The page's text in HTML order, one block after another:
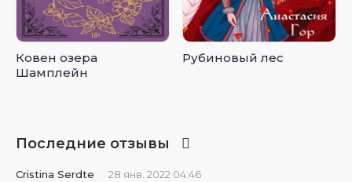
Ковен озера
Шамплейн
Рубиновый лес
Последние отзывы
Cristina Serdte 28 янв. 2022 04:46